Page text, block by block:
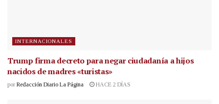
INTERNACIONALES
Trump firma decreto para negar ciudadanía a hijos
nacidos de madres «turistas»
por Redacción Diario La Página HACE 2 DÍAS